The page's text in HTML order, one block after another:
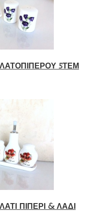
5ΤΕΜ
ΠΙΠΕΡΙ & ΛΑΔΙ